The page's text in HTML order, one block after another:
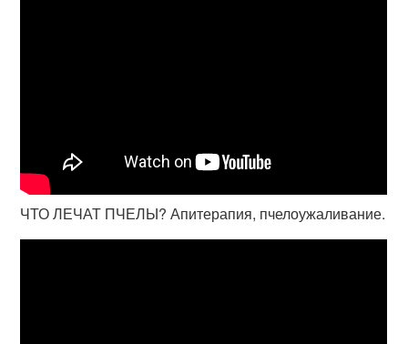
ЧТО ЛЕЧАТ ПЧЕЛЫ? Апитерапия, пчелоужаливание.